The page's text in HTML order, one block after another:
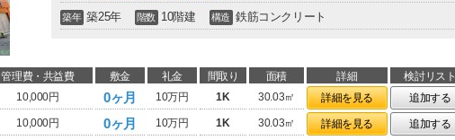
築年 築25年 階数 10階建 構造 鉄筋コンクリート
管理費・共益費 敷金 礼金 間取り 面積 詳細
検討リスト
10,000円 0ヶ月 10万円 1K 30.03㎡ 詳細を見る
追加する
10,000円 0ヶ月 10万円 1K 30.03㎡ 詳細を見る 追加する